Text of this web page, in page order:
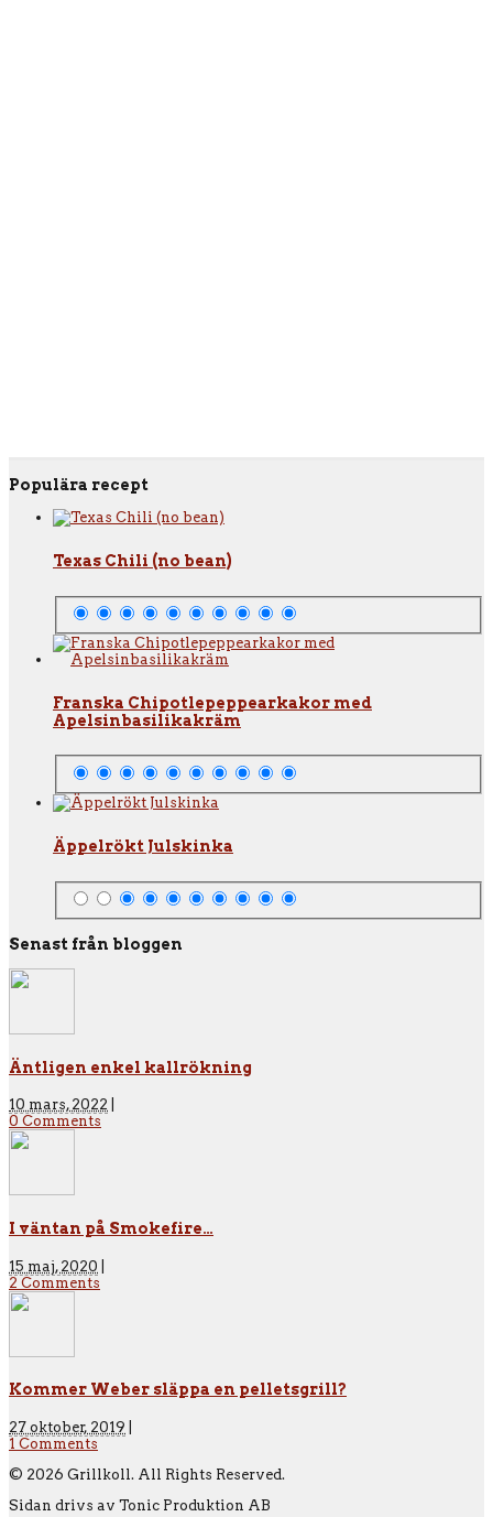
Populära recept
Texas Chili (no bean)
Franska Chipotlepeppearkakor med
Apelsinbasilikakräm
Äppelrökt Julskinka
Senast från bloggen
Äntligen enkel kallrökning
10 mars, 2022
0 Comments
I väntan på Smokefire…
15 maj, 2020
2 Comments
Kommer Weber släppa en pelletsgrill?
27 oktober, 2019
1 Comments
© 2026 Grillkoll. All Rights Reserved.
Sidan drivs av Tonic Produktion AB